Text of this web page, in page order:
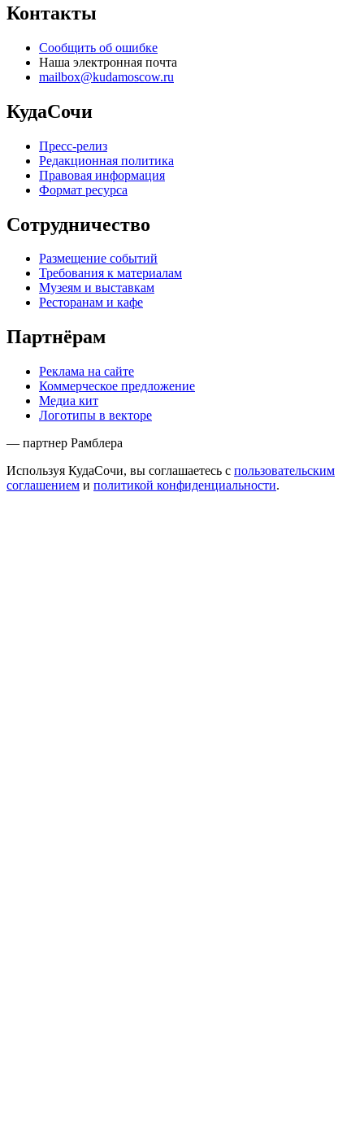
Контакты
Сообщить об ошибке
Наша электронная почта
mailbox@kudamoscow.ru
КудаСочи
Пресс-релиз
Редакционная политика
Правовая информация
Формат ресурса
Сотрудничество
Размещение событий
Требования к материалам
Музеям и выставкам
Ресторанам и кафе
Партнёрам
Реклама на сайте
Коммерческое предложение
Медиа кит
Логотипы в векторе
— партнер Рамблера
Используя КудаСочи, вы соглашаетесь с пользовательским
соглашением и политикой конфиденциальности.